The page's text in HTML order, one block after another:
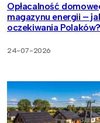
Opłacalność
magazynu energii –
oczekiwania Polaków?
24-07-2026